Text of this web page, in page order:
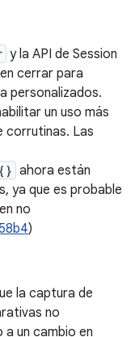
y la API de Session
cerrar para
personalizados.
un uso más
corrutinas. Las
ahora están
ya que es probable
no
)
la captura de
no
a un cambio en